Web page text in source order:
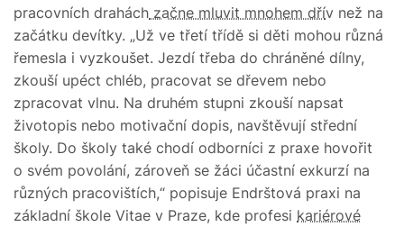
pracovních drahách začne mluvit mnohem dřív než na
začátku devítky. „Už ve třetí třídě si děti mohou různá
řemesla i vyzkoušet. Jezdí třeba do chráněné dílny,
zkouší upéct chléb, pracovat se dřevem nebo
zpracovat vlnu. Na druhém stupni zkouší napsat
životopis nebo motivační dopis, navštěvují střední
školy. Do školy také chodí odborníci z praxe hovořit
o svém povolání, zároveň se žáci účastní exkurzí na
různých pracovištích,“ popisuje Endrštová praxi na
základní škole Vitae v Praze, kde profesi kariérové